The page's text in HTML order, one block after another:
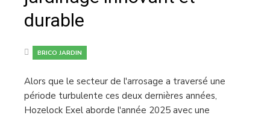
durable
BRICO JARDIN
Alors que le secteur de l'arrosage a traversé une
période turbulente ces deux dernières années,
Hozelock Exel aborde l'année 2025 avec une